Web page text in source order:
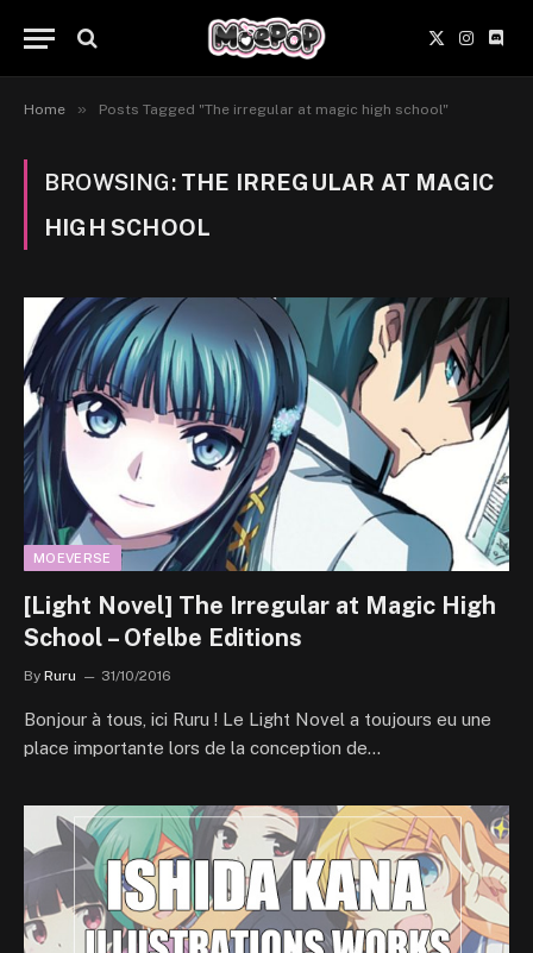
X
(Twitter)
Home » Posts Tagged "The irregular at magic high school"
BROWSING: THE IRREGULAR AT MAGIC
HIGH SCHOOL
MOEVERSE
[Light Novel] The Irregular at Magic High
School – Ofelbe Editions
By Ruru 31/10/2016
Bonjour à tous, ici Ruru ! Le Light Novel a toujours eu une
place importante lors de la conception de…